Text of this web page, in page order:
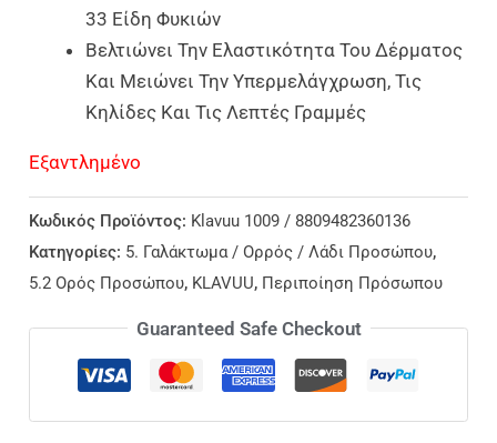
33 Είδη Φυκιών
Βελτιώνει Την Ελαστικότητα Του Δέρματος
Και Μειώνει Την Υπερμελάγχρωση, Τις
Κηλίδες Και Τις Λεπτές Γραμμές
Εξαντλημένο
Κωδικός Προϊόντος: Klavuu 1009 / 8809482360136
Κατηγορίες: 5. Γαλάκτωμα / Ορρός / Λάδι Προσώπου,
5.2 Ορός Προσώπου, KLAVUU, Περιποίηση Πρόσωπου
Guaranteed Safe Checkout